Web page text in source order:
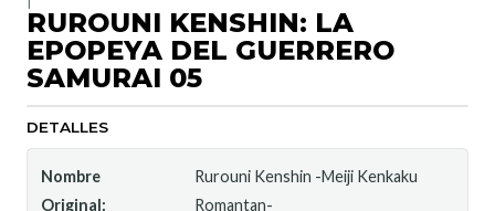
RUROUNI KENSHIN: LA
EPOPEYA DEL GUERRERO
SAMURAI 05
DETALLES
Nombre
Original:
Rurouni Kenshin -Meiji Kenkaku
Romantan-